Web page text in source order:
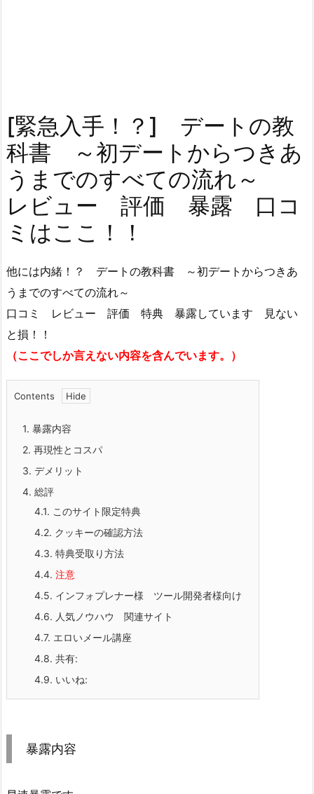
[緊急入手！？] デートの教
科書 ～初デートからつきあ
うまでのすべての流れ～
レビュー 評価 暴露 口コ
ミはここ！！
他には内緒！？ デートの教科書 ～初デートからつきあ
うまでのすべての流れ～
口コミ レビュー 評価 特典 暴露しています 見ない
と損！！
（ここでしか言えない内容を含んでいます。）
Contents
1. 暴露内容
2. 再現性とコスパ
3. デメリット
4. 総評
4.1. このサイト限定特典
4.2. クッキーの確認方法
4.3. 特典受取り方法
4.4. 注意
4.5. インフォプレナー様 ツール開発者様向け
4.6. 人気ノウハウ 関連サイト
4.7. エロいメール講座
4.8. 共有:
4.9. いいね:
暴露内容